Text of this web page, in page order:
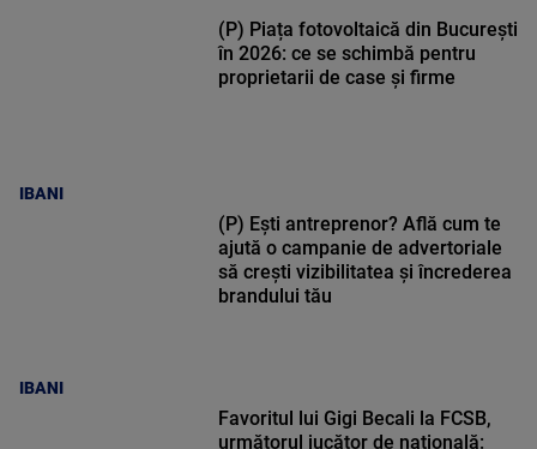
IBANI
(P) Piața fotovoltaică din București
în 2026: ce se schimbă pentru
proprietarii de case și firme
IBANI
(P) Ești antreprenor? Află cum te
ajută o campanie de advertoriale
să crești vizibilitatea și încrederea
brandului tău
Favoritul lui Gigi Becali la FCSB,
următorul jucător de națională: